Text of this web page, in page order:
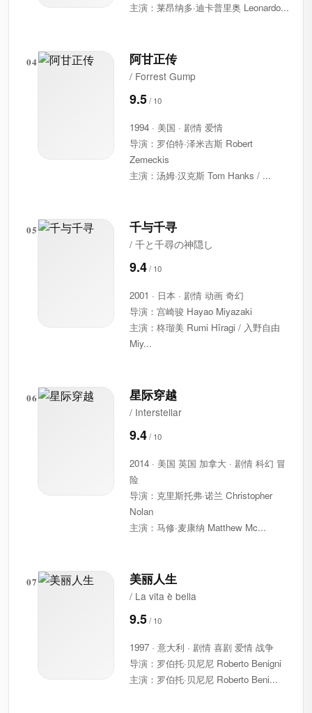
主演：莱昂纳多·迪卡普里奥 Leonardo...
04 阿甘正传
/ Forrest Gump
9.5
1994 · 美国 · 剧情 爱情
导演：罗伯特·泽米吉斯 Robert
Zemeckis
主演：汤姆·汉克斯 Tom Hanks / ...
05 千与千寻
/ 千と千尋の神隠し
9.4
2001 · 日本 · 剧情 动画 奇幻
导演：宫崎骏 Hayao Miyazaki
主演：柊瑠美 Rumi Hîragi / 入野自由
Miy...
06 星际穿越
/ Interstellar
9.4
2014 · 美国 英国 加拿大 · 剧情 科幻 冒
险
导演：克里斯托弗·诺兰 Christopher
Nolan
主演：马修·麦康纳 Matthew Mc...
07 美丽人生
/ La vita è bella
9.5
1997 · 意大利 · 剧情 喜剧 爱情 战争
导演：罗伯托·贝尼尼 Roberto Benigni
主演：罗伯托·贝尼尼 Roberto Beni...